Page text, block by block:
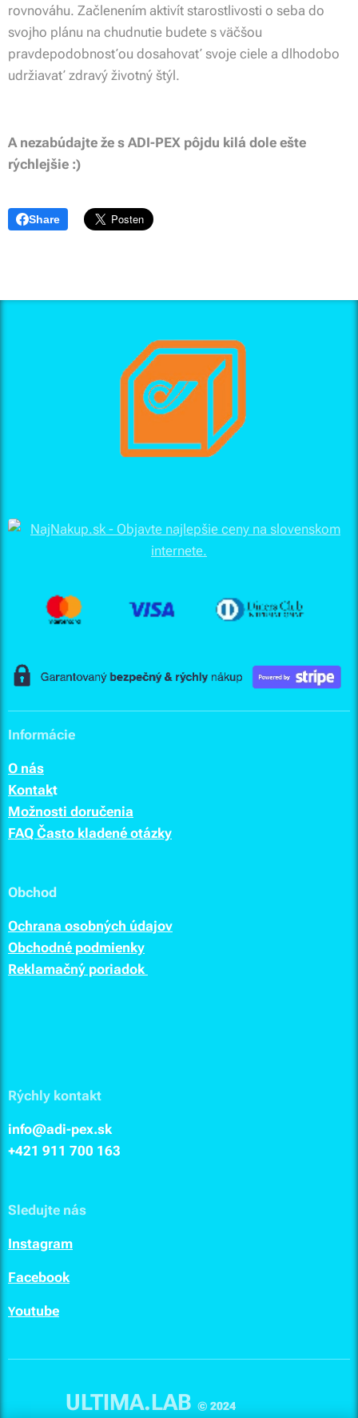
rovnováhu. Začlenením aktivít starostlivosti o seba do
svojho plánu na chudnutie budete s väčšou
pravdepodobnosťou dosahovať svoje ciele a dlhodobo
udržiavať zdravý životný štýl.
A nezabúdajte že s ADI-PEX pôjdu kilá dole ešte
rýchlejšie :)
Share
Informácie
O nás
Kontakt
Možnosti doručenia
FAQ Často kladené otázky
Obchod
Ochrana osobných údajov
Obchodné podmienky
Reklamačný poriadok
Rýchly kontakt
info@adi-pex.sk
+421 911 700 163
Sledujte nás
Instagram
Facebook
Youtube
ULTIMA.LAB © 2024